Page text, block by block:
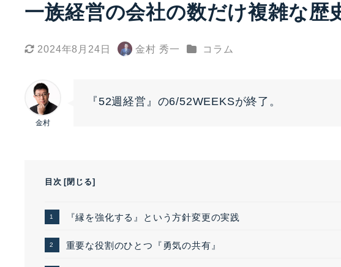
一族経営の会社の数だけ複雑な歴
2024年8月24日
著
金村 秀一 カテゴリー
コラム
金村
『52週経営』の6/52WEEKSが終了。
目次 [閉じる]
『縁を強化する』という方針変更の実践
重要な役割のひとつ『勇気の共有』